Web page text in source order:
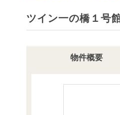
いTOP
いTOP
内TOP
報TOP
報TOP
ツイン一の橋１号
物件概要